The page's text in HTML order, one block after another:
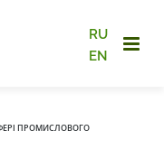
RU
EN
ПРОМИСЛОВОГО